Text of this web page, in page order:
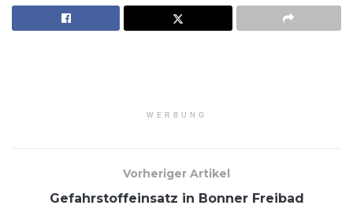
WERBUNG
Vorheriger Artikel
Gefahrstoffeinsatz in Bonner Freibad